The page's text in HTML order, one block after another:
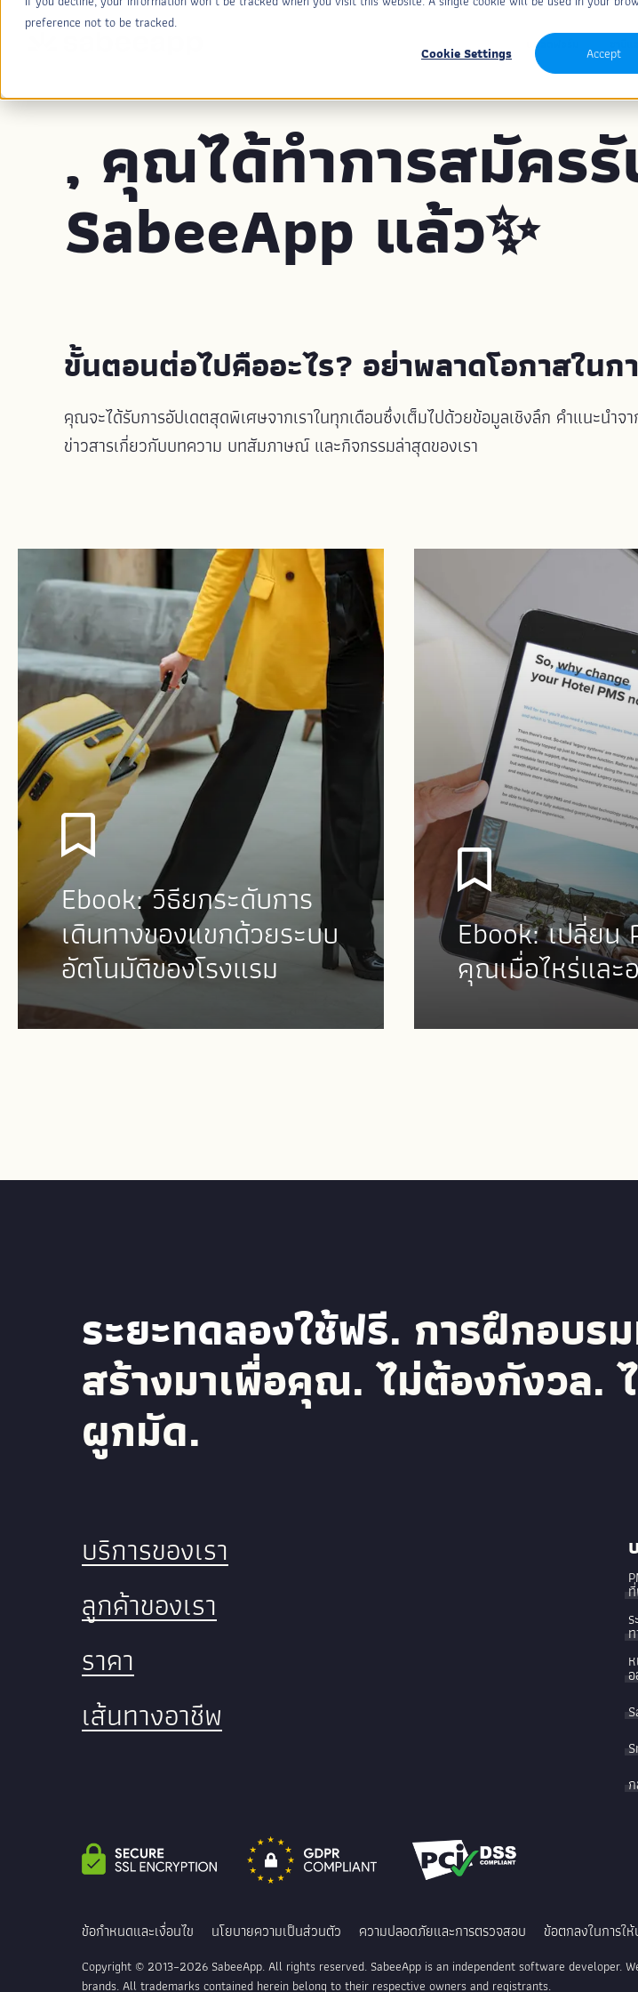
preference not to be tracked.
Cookie Settings
Accept
แพลตฟอร์ม ซาบี
, คุณได้ทำการสมัครรั
SabeeApp แล้ว✨
ขั้นตอนต่อไปคืออะไร? อย่าพลาดโอกาสในก
คุณจะได้รับการอัปเดตสุดพิเศษจากเราในทุกเดือนซึ่งเต็มไปด้วยข้อมูลเชิงลึก คำแนะนำ
ข่าวสารเกี่ยวกับบทความ บทสัมภาษณ์ และกิจกรรมล่าสุดของเรา
Ebook: วิธียกระดับการ
เดินทางของแขกด้วยระบบ
อัตโนมัติของโรงแรม
Ebook: เปลี่ยน
คุณเมื่อไหร่และ
ระยะทดลองใช้ฟรี. การฝึกอบร
สร้างมาเพื่อคุณ. ไม่ต้องกังวล.
ผูกมัด.
บริการของเรา
ลูกค้าของเรา
ราคา
เส้นทางอาชีพ
ข้อกำหนดและเงื่อนไข นโยบายความเป็นส่วนตัว ความปลอดภัยและการตรวจสอบ ข้อตกลงในการใ
Copyright © 2013–2026 SabeeApp. All rights reserved. SabeeApp is an independent software developer.
brands. All trademarks contained herein belong to their respective owners and registrants.